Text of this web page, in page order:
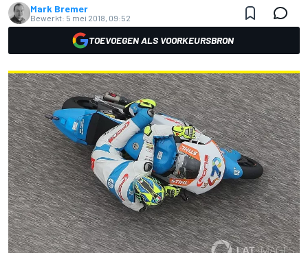
Mark Bremer
Bewerkt: 5 mei 2018, 09:52
TOEVOEGEN ALS VOORKEURSBRON